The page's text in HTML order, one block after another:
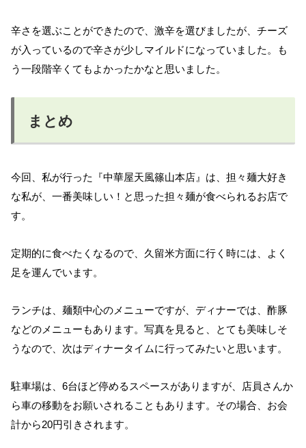
辛さを選ぶことができたので、激辛を選びましたが、チーズ
が入っているので辛さが少しマイルドになっていました。も
う一段階辛くてもよかったかなと思いました。
まとめ
今回、私が行った『中華屋天風篠山本店』は、担々麺大好き
な私が、一番美味しい！と思った担々麺が食べられるお店で
す。
定期的に食べたくなるので、久留米方面に行く時には、よく
足を運んでいます。
ランチは、麺類中心のメニューですが、ディナーでは、酢豚
などのメニューもあります。写真を見ると、とても美味しそ
うなので、次はディナータイムに行ってみたいと思います。
駐車場は、6台ほど停めるスペースがありますが、店員さんか
ら車の移動をお願いされることもあります。その場合、お会
計から20円引きされます。